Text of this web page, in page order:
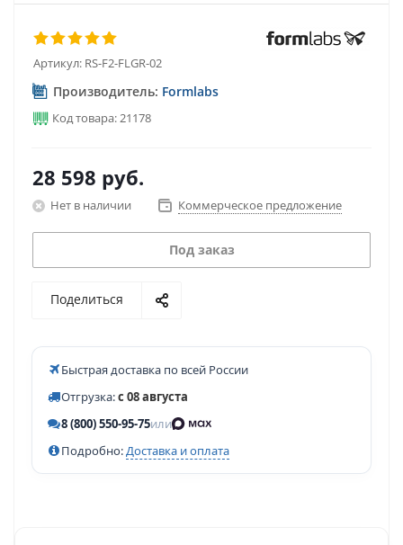
Артикул: RS-F2-FLGR-02
Производитель: Formlabs
Код товара: 21178
28 598 руб.
Нет в наличии Коммерческое предложение
Под заказ
Поделиться
Быстрая доставка по всей России
Отгрузка:с 08 августа
8 (800) 550-95-75или
Подробно:Доставка и оплата